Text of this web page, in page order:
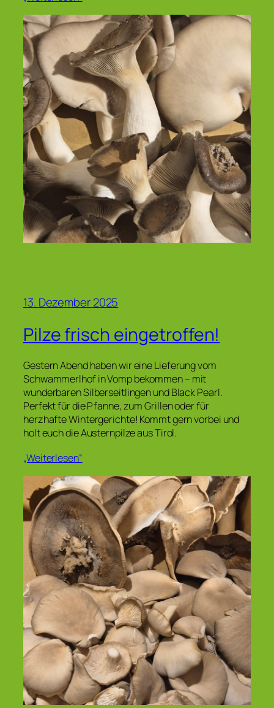
13. Dezember 2025
Pilze frisch eingetroffen!
Gestern Abend haben wir eine Lieferung vom
Schwammerlhof in Vomp bekommen – mit
wunderbaren Silberseitlingen und Black Pearl.
Perfekt für die Pfanne, zum Grillen oder für
herzhafte Wintergerichte! Kommt gern vorbei und
holt euch die Austernpilze aus Tirol.
„Weiterlesen“